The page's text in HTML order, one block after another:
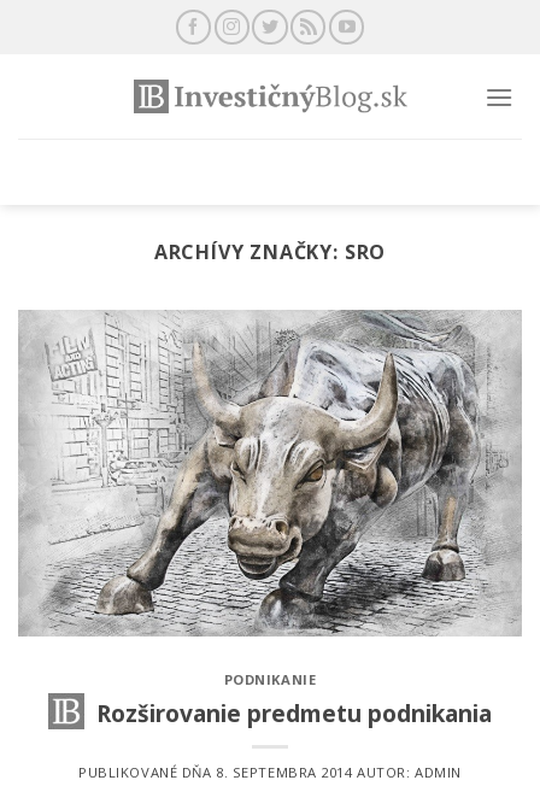
ARCHÍVY ZNAČKY: SRO
PODNIKANIE
Rozširovanie predmetu podnikania
PUBLIKOVANÉ DŇA 8. SEPTEMBRA 2014AUTOR:ADMIN